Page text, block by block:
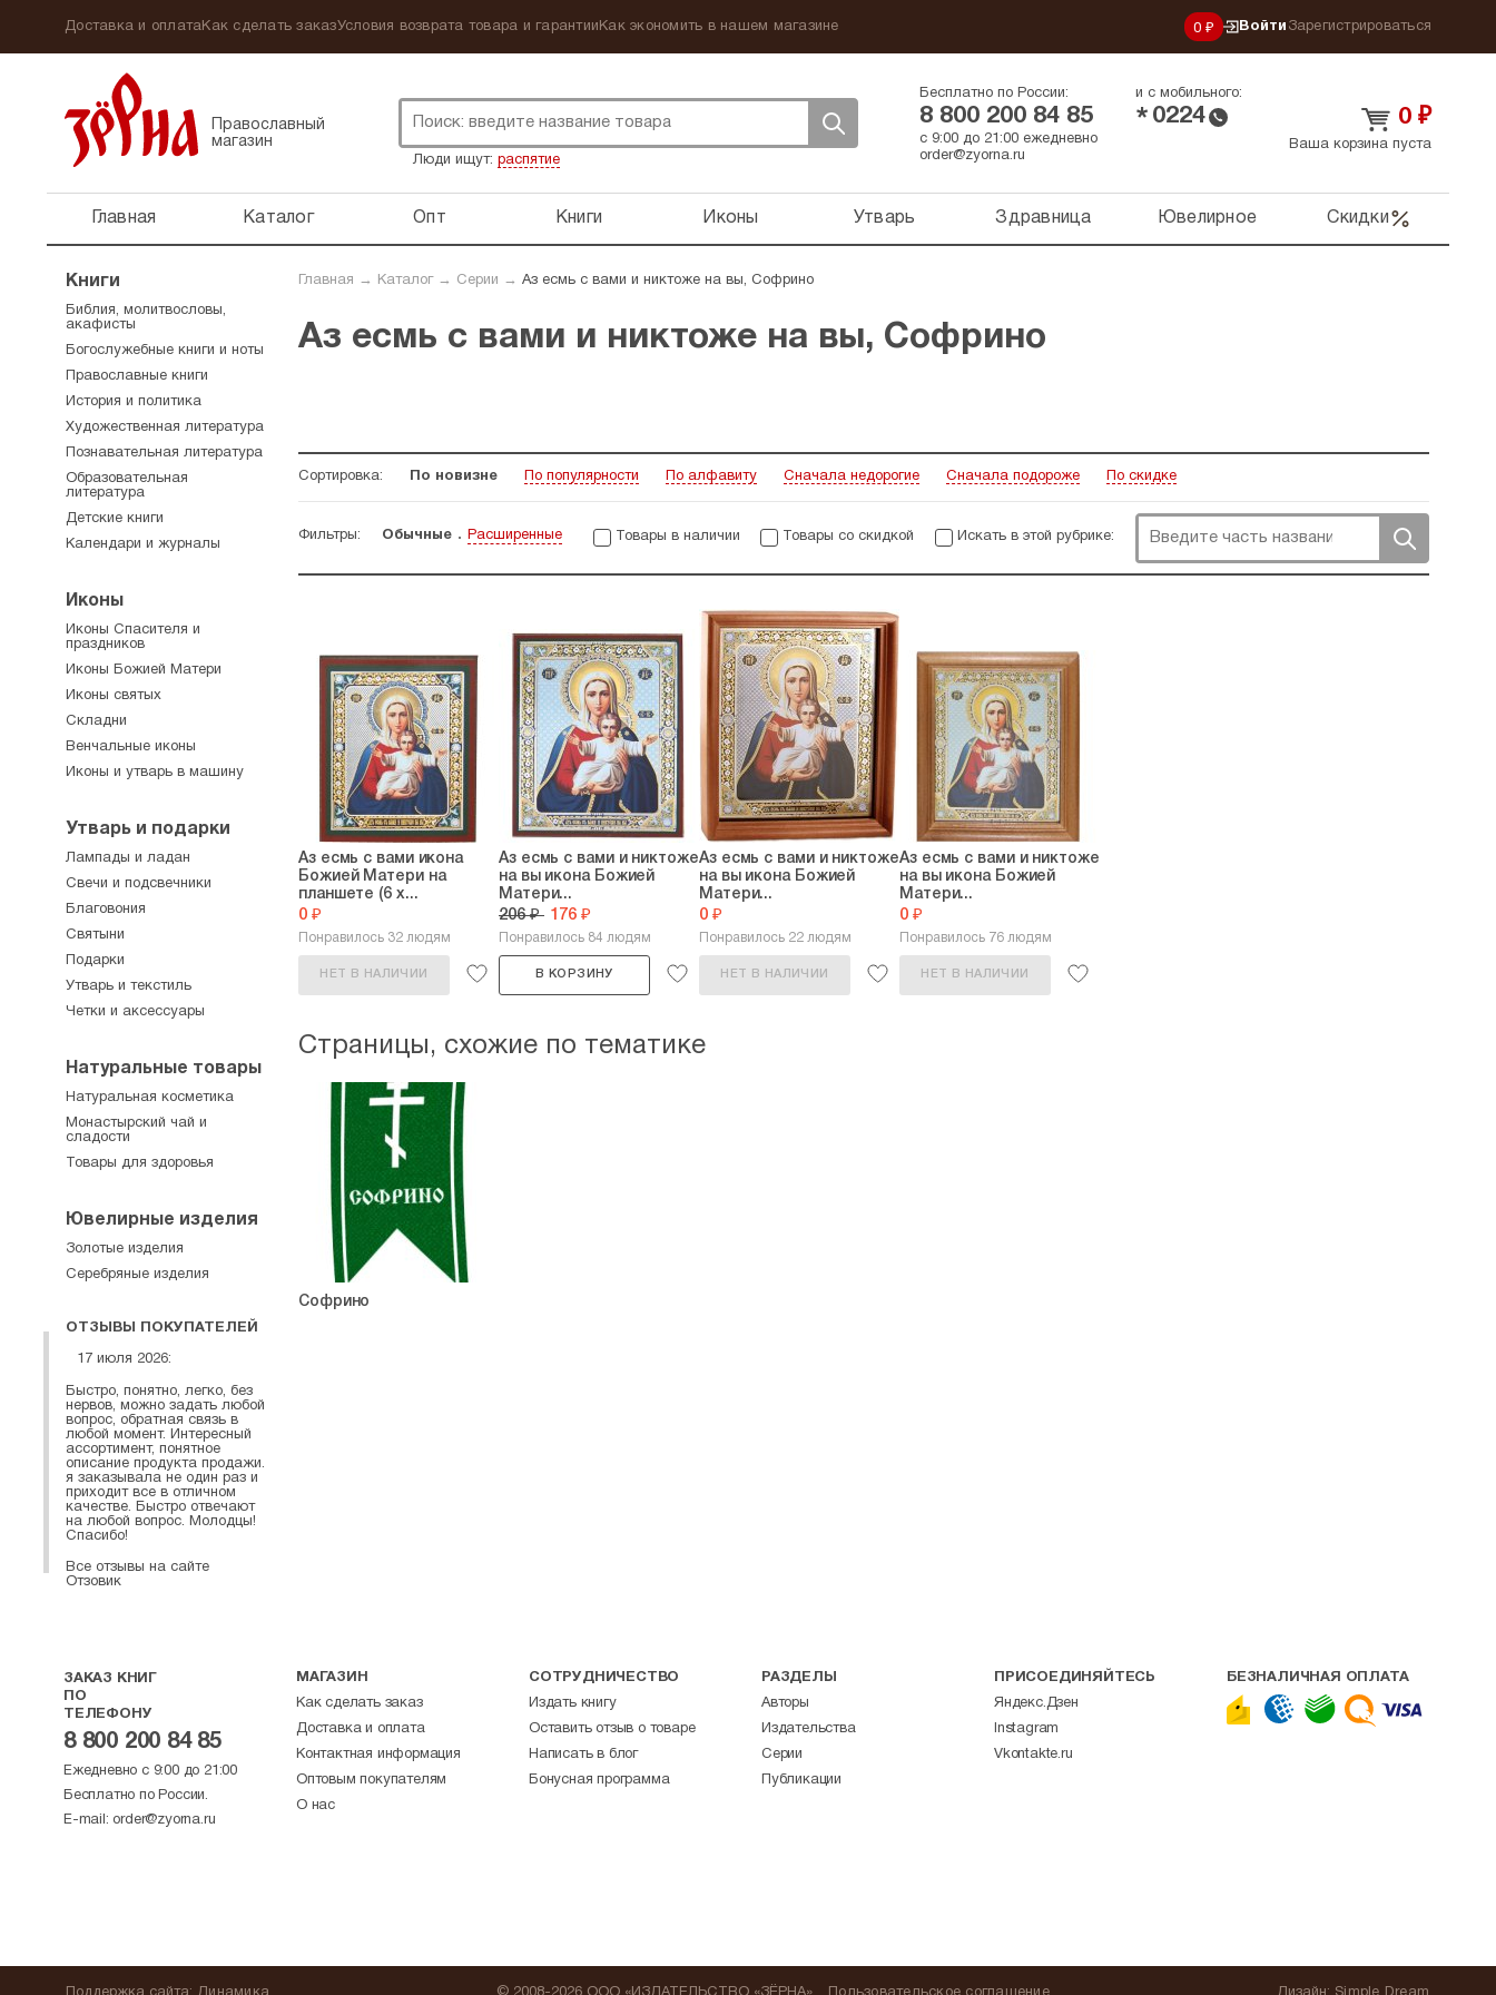
Доставка и оплатаКак сделать заказУсловия возврата товара и гарантии Как экономить в нашем магазине 0 ₽ Войти Зарегистрироваться
Православный
магазин
Люди ищут: распятие
Бесплатно по России:
8 800 200 84 85
и с мобильного:
* 0224
с 9:00 до 21:00 ежедневно
order@zyorna.ru
0 ₽
Ваша корзина пуста
Главная Каталог Опт Книги Иконы Утварь Здравница Ювелирное Скидки
Главная → Каталог→ Серии → Аз есмь с вами и никтоже на вы, Софрино
Аз есмь с вами и никтоже на вы, Софрино
Сортировка: По новизне По популярности По алфавиту Сначала недорогие Сначала подороже По скидке
Фильтры: Обычные Расширенные Товары в наличии Товары со скидкой Искать в этой рубрике:
Аз есмь с вами икона
Божией Матери на
планшете (6 х...
0 ₽
Понравилось 32 людям
НЕТ В НАЛИЧИИ
Аз есмь с вами и никтоже
на вы икона Божией
Матери...
206 ₽ 176 ₽
Понравилось 84 людям
В КОРЗИНУ
Аз есмь с вами и никтоже
на вы икона Божией
Матери...
0 ₽
Понравилось 22 людям
НЕТ В НАЛИЧИИ
Аз есмь с вами и никтоже
на вы икона Божией
Матери...
0 ₽
Понравилось 76 людям
НЕТ В НАЛИЧИИ
Страницы, схожие по тематике
Софрино
Книги
Библия, молитвословы,
акафисты
Богослужебные книги и ноты
Православные книги
История и политика
Художественная литература
Познавательная литература
Образовательная
литература
Детские книги
Календари и журналы
Иконы
Иконы Спасителя и
праздников
Иконы Божией Матери
Иконы святых
Складни
Венчальные иконы
Иконы и утварь в машину
Утварь и подарки
Лампады и ладан
Свечи и подсвечники
Благовония
Святыни
Подарки
Утварь и текстиль
Четки и аксессуары
Натуральные товары
Натуральная косметика
Монастырский чай и
сладости
Товары для здоровья
Ювелирные изделия
Золотые изделия
Серебряные изделия
ОТЗЫВЫ ПОКУПАТЕЛЕЙ
17 июля 2026:
Быстро, понятно, легко, без
нервов, можно задать любой
вопрос, обратная связь в
любой момент. Интересный
ассортимент, понятное
описание продукта продажи.
я заказывала не один раз и
приходит все в отличном
качестве. Быстро отвечают
на любой вопрос. Молодцы!
Спасибо!
Все отзывы на сайте
Отзовик
ЗАКАЗ КНИГ
ПО
ТЕЛЕФОНУ
8 800 200 84 85
Ежедневно с 9:00 до 21:00
Бесплатно по России.
E-mail: order@zyorna.ru
МАГАЗИН
Как сделать заказ
Доставка и оплата
Контактная информация
Оптовым покупателям
О нас
СОТРУДНИЧЕСТВО
Издать книгу
Оставить отзыв о товаре
Написать в блог
Бонусная программа
РАЗДЕЛЫ
Авторы
Издательства
Серии
Публикации
ПРИСОЕДИНЯЙТЕСЬ
Яндекс.Дзен
Instagram
Vkontakte.ru
БЕЗНАЛИЧНАЯ ОПЛАТА